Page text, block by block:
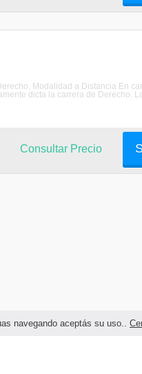
navegando aceptás su uso..
Modalidad a Distancia En
dicta la carrera de Derecho.
Consultar Precio